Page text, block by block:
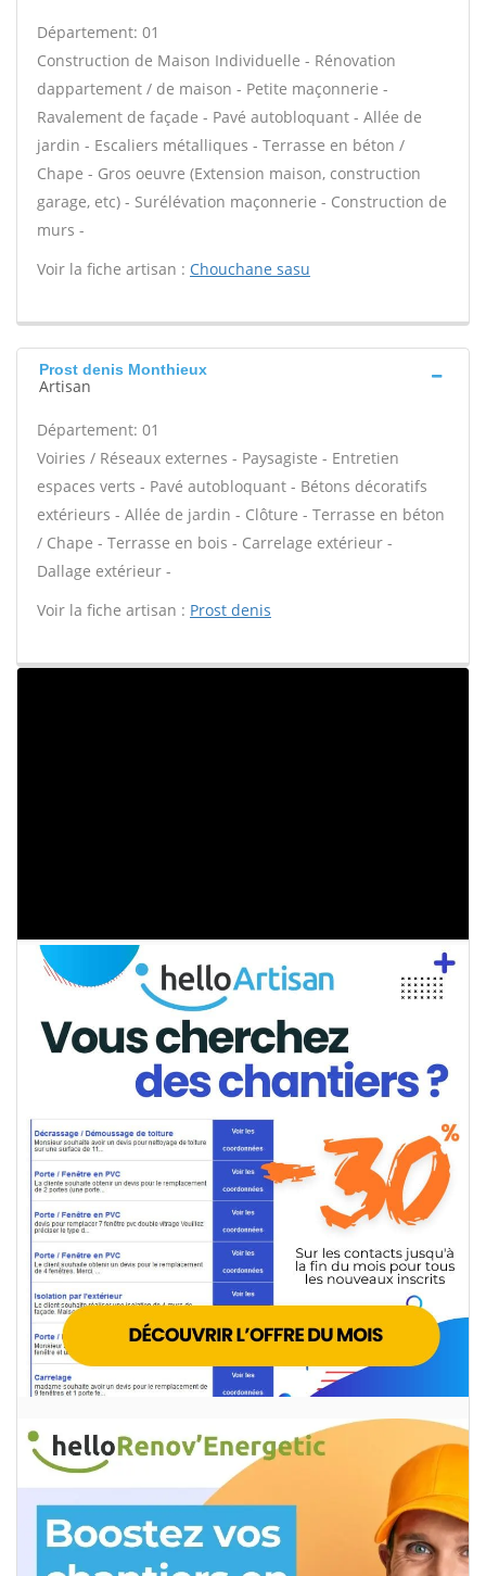
Département: 01
Construction de Maison Individuelle - Rénovation
dappartement / de maison - Petite maçonnerie -
Ravalement de façade - Pavé autobloquant - Allée de
jardin - Escaliers métalliques - Terrasse en béton /
Chape - Gros oeuvre (Extension maison, construction
garage, etc) - Surélévation maçonnerie - Construction de
murs -
Voir la fiche artisan : Chouchane sasu
Prost denis Monthieux
Artisan
Département: 01
Voiries / Réseaux externes - Paysagiste - Entretien
espaces verts - Pavé autobloquant - Bétons décoratifs
extérieurs - Allée de jardin - Clôture - Terrasse en béton
/ Chape - Terrasse en bois - Carrelage extérieur -
Dallage extérieur -
Voir la fiche artisan : Prost denis